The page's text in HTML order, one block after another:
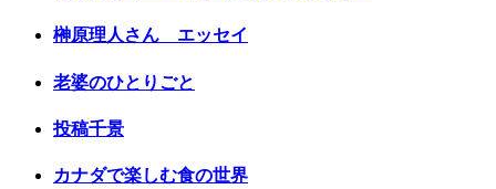
榊原理人さん エッセイ
老婆のひとりごと
投稿千景
カナダで楽しむ食の世界